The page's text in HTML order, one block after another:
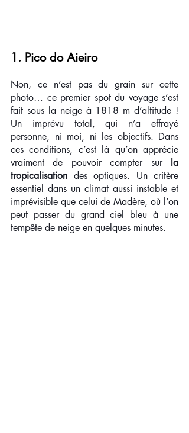
1. Pico do Aieiro
Non, ce n’est pas du grain sur cette
photo… ce premier spot du voyage s’est
fait sous la neige à 1818 m d’altitude !
Un imprévu total, qui n’a effrayé
personne, ni moi, ni les objectifs. Dans
ces conditions, c’est là qu’on apprécie
vraiment de pouvoir compter sur
la
tropicalisation des optiques. Un critère
essentiel dans un climat aussi instable et
imprévisible que celui de Madère, où l’on
peut passer du grand ciel bleu à une
tempête de neige en quelques minutes.